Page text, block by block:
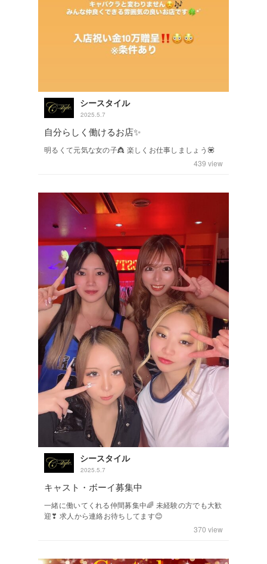
シースタイル
2025.5.7
自分らしく働けるお店✨
明るくて元気な女の子👸 楽しくお仕事しましょう💟
439 view
シースタイル
2025.5.7
キャスト・ボーイ募集中
一緒に働いてくれる仲間募集中🌈 未経験の方でも大歓
迎❣ 求人から連絡お待ちしてます😊
370 view